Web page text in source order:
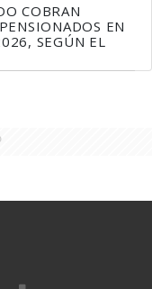
COBRAN
EN
SEGÚN EL